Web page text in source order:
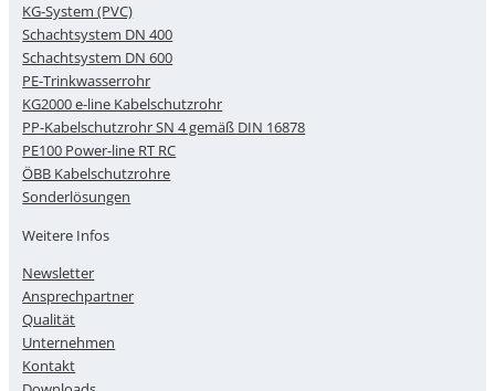
KG-System (PVC)
Schachtsystem DN 400
Schachtsystem DN 600
PE-Trinkwasserrohr
KG2000 e-line Kabelschutzrohr
PP-Kabelschutzrohr SN 4 gemäß DIN 16878
PE100 Power-line RT RC
ÖBB Kabelschutzrohre
Sonderlösungen
Weitere Infos
Newsletter
Ansprechpartner
Qualität
Unternehmen
Kontakt